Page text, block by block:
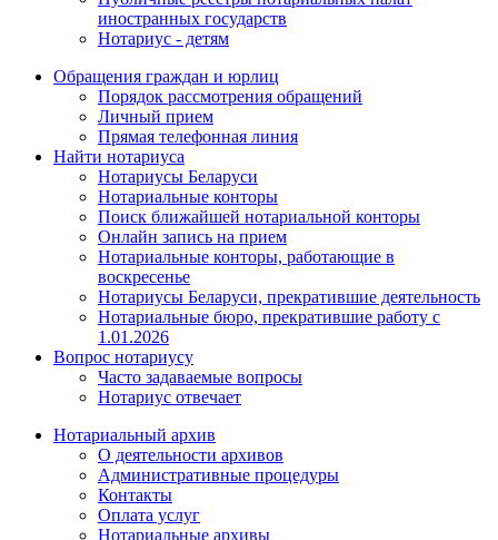
иностранных государств
Нотариус - детям
Обращения граждан и юрлиц
Порядок рассмотрения обращений
Личный прием
Прямая телефонная линия
Найти нотариуса
Нотариусы Беларуси
Нотариальные конторы
Поиск ближайшей нотариальной конторы
Онлайн запись на прием
Нотариальные конторы, работающие в
воскресенье
Нотариусы Беларуси, прекратившие деятельность
Нотариальные бюро, прекратившие работу с
1.01.2026
Вопрос нотариусу
Часто задаваемые вопросы
Нотариус отвечает
Нотариальный архив
О деятельности архивов
Административные процедуры
Контакты
Оплата услуг
Нотариальные архивы